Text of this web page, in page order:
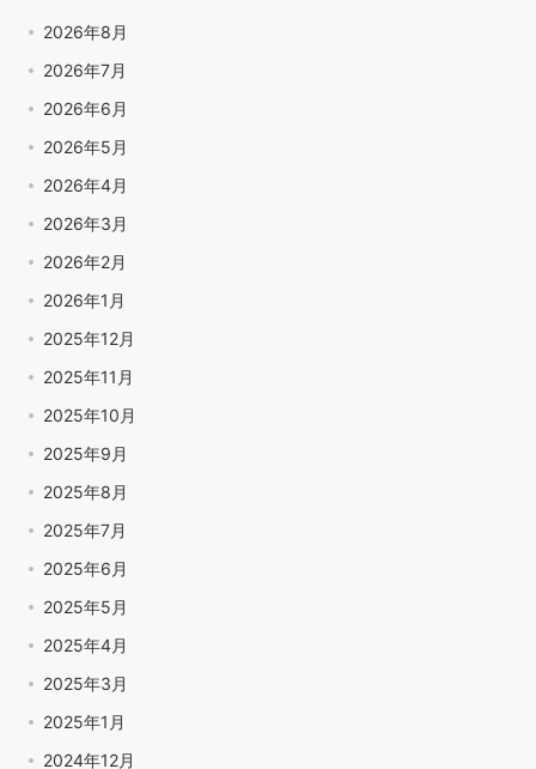
2026年8月
2026年7月
2026年6月
2026年5月
2026年4月
2026年3月
2026年2月
2026年1月
2025年12月
2025年11月
2025年10月
2025年9月
2025年8月
2025年7月
2025年6月
2025年5月
2025年4月
2025年3月
2025年1月
2024年12月